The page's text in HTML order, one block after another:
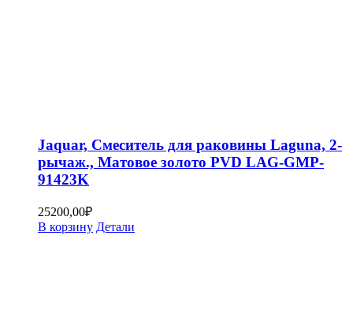
Jaquar, Смеситель для раковины Laguna, 2-
рычаж., Матовое золото PVD LAG-GMP-
91423K
25200,00₽
В корзину Детали